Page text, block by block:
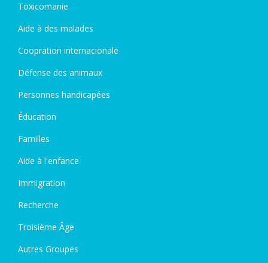
Toxicomanie
Aide à des malades
Coopration internacionale
Défense des animaux
Personnes handicapées
Éducation
Familles
Aide à l'enfance
Immigration
Recherche
Troisième Âge
Autres Groupes